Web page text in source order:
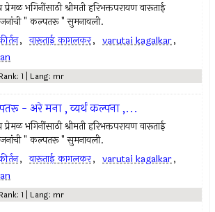
भगिनींसाठी श्रीमती हरिभक्तपरायण वारूताई
" कल्पतरू " सुमनावली.
, वारूताई कागलकर, varutai kagalkar,
1 | Lang: mr
- अरे मना , व्यर्थ कल्पना ,...
भगिनींसाठी श्रीमती हरिभक्तपरायण वारूताई
" कल्पतरू " सुमनावली.
, वारूताई कागलकर, varutai kagalkar,
1 | Lang: mr